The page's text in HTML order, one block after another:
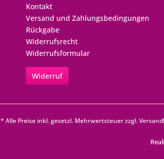
Kontakt
Versand und Zahlungsbedingungen
Rückgabe
Widerrufsrecht
Widerrufsformular
Widerruf
* Alle Preise inkl. gesetzl. Mehrwertsteuer zzgl.